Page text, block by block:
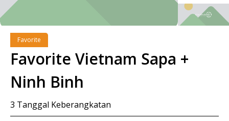
Favorite
Favorite Vietnam Sapa +
Ninh Binh
3 Tanggal Keberangkatan